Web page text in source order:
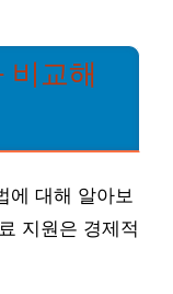
비교해
에 대해 알아보
지원은 경제적